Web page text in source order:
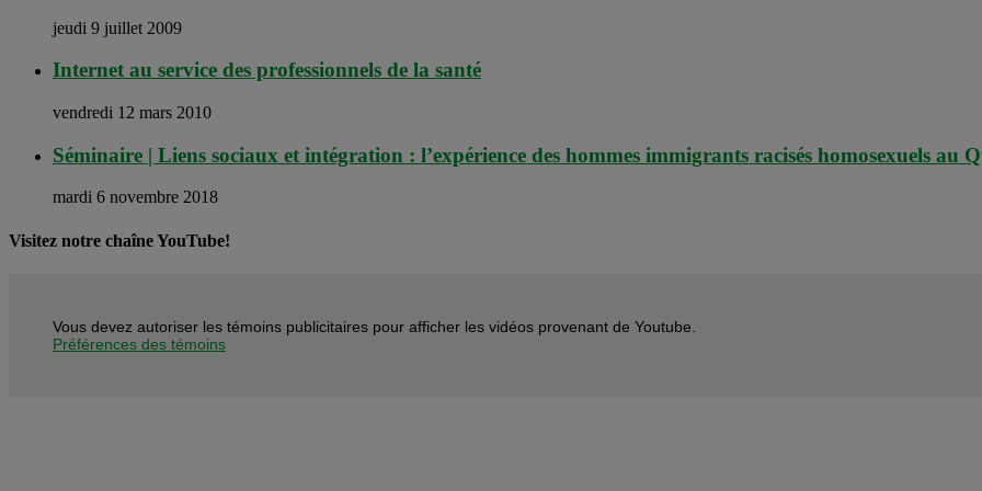
jeudi 9 juillet 2009
Internet au service des professionnels de la santé
vendredi 12 mars 2010
Séminaire | Liens sociaux et intégration : l’expérience des hommes immigrants racisés homosexuels au
mardi 6 novembre 2018
Visitez notre chaîne YouTube!
Vous devez autoriser les témoins publicitaires pour afficher les vidéos provenant de Youtube.
Préférences des témoins